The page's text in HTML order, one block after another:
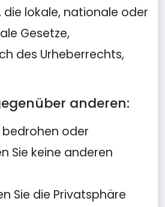
lokale, nationale oder
Gesetze,
des Urheberrechts,
anderen:
bedrohen oder
Sie keine anderen
Sie die Privatsphäre